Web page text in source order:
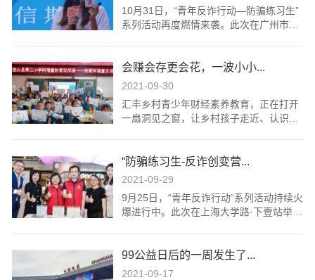
对标审核认证。汇丰儿童财经素养教育三
期项目通过家庭工具引导包、桌游、嘉年
式，对城市流动儿童进行财智思维的启蒙
和财经素养能力的培养，同时影响家长的
财经素养的兴趣和自我管理、实现目标的
能力。 -采购内容-1、生产要求：4-6岁儿
童财商桌游套装+工作纸、7-12岁儿童财
8-28万人民币含税。2、 内容要求：儿童
财商桌游套装包含说明书、活动面板等，
配套的故事卡、手册等。以最终社区需求
数量为准。-供应商要求- 应同时具备以下
条件：1.在中华人民共和国国内设有独立
证、民办非盈利机构注册登记证、等）；
拥有合法的业务/办公场所，或者已经完成
益机构，通过提供优质财经素养教育，培
养独立、有温度、有担当的经济公民。同
时佰特公益也是上海市4A级社会组织，于
威评估机构SGS的全球社会组织对标审核
认证。佰特公益秉持“以学生为中心”的教
育理念，尊重学生在教育活动中的主体地
位，强调“教育就是生长，教育就是生
让学生通过“体验式参与”的课程与活动，
开展批判性思考，获得成长。更多信息请
点击：www.bebetter.org.cn二、背景介绍
青少年职业发展项目，是佰特公益针对非
优势青少年群体的公益项目，旨在提升青
少年（15-24岁）的就业能力，改善就业
软技能培养是青少年项目中的一个关键干
预方式，佰特公益自2018年起在上海、广
10月31日，“青年反诈行动—防骗练习生”
系列活动再度燃情来袭。此次在广州市天
界人士的关注。
会赚会存更会花，一波小小...
2021-09-30
汇丰乡村青少年财经素养教育，正在打开
一扇洞见之窗，让乡村孩子走近、认识和
能力与规划意识。
“防骗练习生-反诈创变营...
2021-09-29
9月25日，“青年反诈行动“系列活动持续火
爆进行中。此次在上海大学路·下壹站举行
注。
99公益日后的一周发生了...
2021-09-17